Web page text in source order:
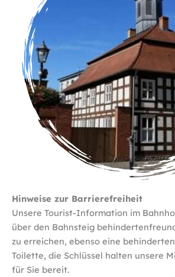
Hinweise zur Barrierefreiheit
Unsere Tourist-Information im
über den Bahnsteig
zu erreichen, ebenso eine
Toilette, die Schlüssel halten unsere
für Sie bereit.